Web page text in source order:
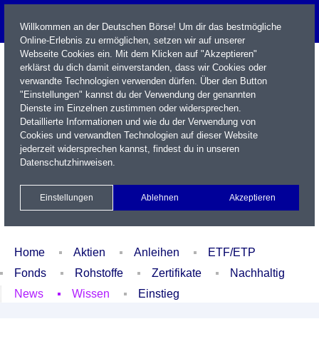
Name / WKN / ISIN / Kürzel
Xetra Realtime
Watchlist Portfolio Login
Home Aktien Anleihen
ETF/ETP
Fonds
Rohstoffe Zertifikate
Nachhaltig
News
Wissen Einstieg
Willkommen an der Deutschen Börse! Um dir das bestmögliche
Online-Erlebnis zu ermöglichen, setzen wir auf unserer
Webseite Cookies ein. Mit dem Klicken auf "Akzeptieren"
erklärst du dich damit einverstanden, dass wir Cookies oder
verwandte Technologien verwenden dürfen. Über den Button
"Einstellungen" kannst du der Verwendung der genannten
Dienste im Einzelnen zustimmen oder widersprechen.
Detaillierte Informationen und wie du der Verwendung von
Cookies und verwandten Technologien auf dieser Website
jederzeit widersprechen kannst, findest du in unseren
Datenschutzhinweisen.
Einstellungen Ablehnen Akzeptieren